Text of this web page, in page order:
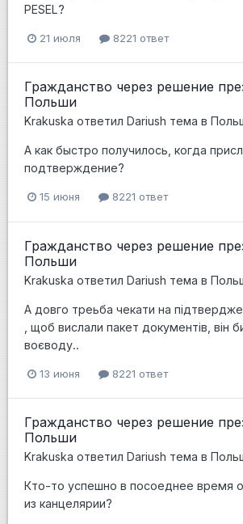
PESEL?
21 июля 8221 ответ
Гражданство через решение
Польши
Krakuska ответил Dariush тема в
А как быстро получилось, когда
подтверждение?
15 июня 8221 ответ
Гражданство через решение
Польши
Krakuska ответил Dariush тема в
А довго треьба чекати на
, щоб вислали пакет документів, він
воєводу..
13 июня 8221 ответ
Гражданство через решение
Польши
Krakuska ответил Dariush тема в
Кто-то успешно в посоеднее время
из канцелярии?